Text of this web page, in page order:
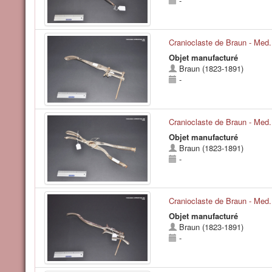
Cranioclaste de Braun -
Objet manufacturé
Braun (1823-1891)
-
Cranioclaste de Braun -
Objet manufacturé
Braun (1823-1891)
-
Cranioclaste de Braun -
Objet manufacturé
Braun (1823-1891)
-